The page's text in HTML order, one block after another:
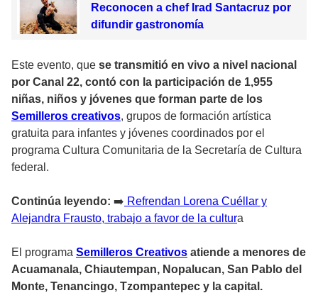
Reconocen a chef Irad Santacruz por
difundir gastronomía
Este evento, que se transmitió en vivo a nivel nacional
por Canal 22, contó con la participación de 1,955
niñas, niños y jóvenes que forman parte de los
Semilleros creativos, grupos de formación artística
gratuita para infantes y jóvenes coordinados por el
programa Cultura Comunitaria de la Secretaría de Cultura
federal.
Continúa leyendo: ➡️ Refrendan Lorena Cuéllar y
Alejandra Frausto, trabajo a favor de la cultura
El programa Semilleros Creativos atiende a menores de
Acuamanala, Chiautempan, Nopalucan, San Pablo del
Monte, Tenancingo, Tzompantepec y la capital.